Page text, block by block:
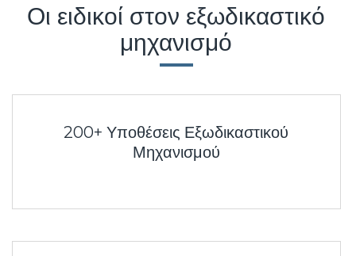
Οι ειδικοί στον εξωδικαστικό
μηχανισμό
200+ Υποθέσεις Εξωδικαστικού
Μηχανισμού